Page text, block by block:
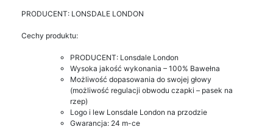
PRODUCENT: LONSDALE LONDON
Cechy produktu:
PRODUCENT: Lonsdale London
Wysoka jakość wykonania – 100% Bawełna
Możliwość dopasowania do swojej głowy
(możliwość regulacji obwodu czapki – pasek na
rzep)
Logo i lew Lonsdale London na przodzie
Gwarancja: 24 m-ce